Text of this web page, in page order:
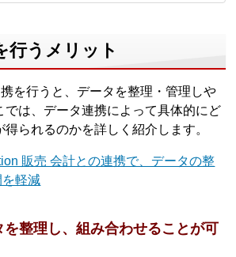
行うメリット
を行うと、データを整理・管理しや
では、データ連携によって具体的にど
られるのかを詳しく紹介します。
販売 会計との連携で、データの整
軽減
を整理し、組み合わせることが可